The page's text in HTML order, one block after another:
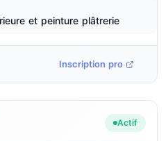
et peinture plâtrerie
Inscription pro
Actif